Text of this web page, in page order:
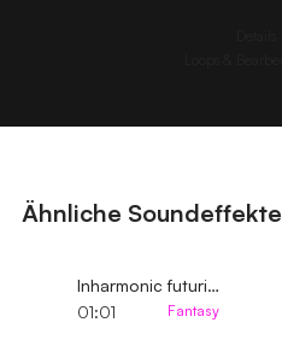
Ähnliche Soundeffekte
Inharmonic futuristic console beeps
01:01
Fantasy